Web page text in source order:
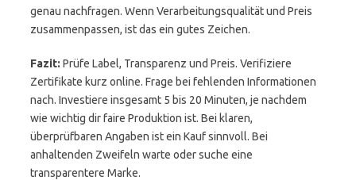
genau nachfragen. Wenn Verarbeitungsqualität und Preis
zusammenpassen, ist das ein gutes Zeichen.
Fazit: Prüfe Label, Transparenz und Preis. Verifiziere
Zertifikate kurz online. Frage bei fehlenden Informationen
nach. Investiere insgesamt 5 bis 20 Minuten, je nachdem
wie wichtig dir faire Produktion ist. Bei klaren,
überprüfbaren Angaben ist ein Kauf sinnvoll. Bei
anhaltenden Zweifeln warte oder suche eine
transparentere Marke.